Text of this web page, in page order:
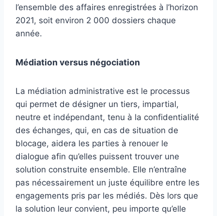
l’ensemble des affaires enregistrées à l’horizon
2021, soit environ 2 000 dossiers chaque
année.
Médiation versus négociation
La médiation administrative est le processus
qui permet de désigner un tiers, impartial,
neutre et indépendant, tenu à la confidentialité
des échanges, qui, en cas de situation de
blocage, aidera les parties à renouer le
dialogue afin qu’elles puissent trouver une
solution construite ensemble. Elle n’entraîne
pas nécessairement un juste équilibre entre les
engagements pris par les médiés. Dès lors que
la solution leur convient, peu importe qu’elle